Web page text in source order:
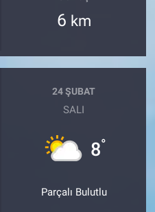
6 km
24 ŞUBAT
SALI
8°
Parçalı Bulutlu